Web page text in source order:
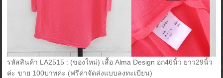
รหัสสินค้า LA2515 : (ของใหม่) เสื้อ Alma Design อก46นิ้ว ยาว29นิ้ว
ค่ะ ขาย 100บาทค่ะ (ฟรีค่าจัดส่งแบบลงทะเบียน)